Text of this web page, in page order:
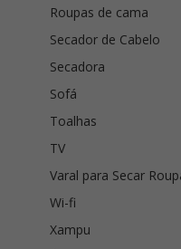
Roupas de cama
Secador de Cabelo
Secadora
Sofá
Toalhas
TV
Varal para Secar
Wi-fi
Xampu